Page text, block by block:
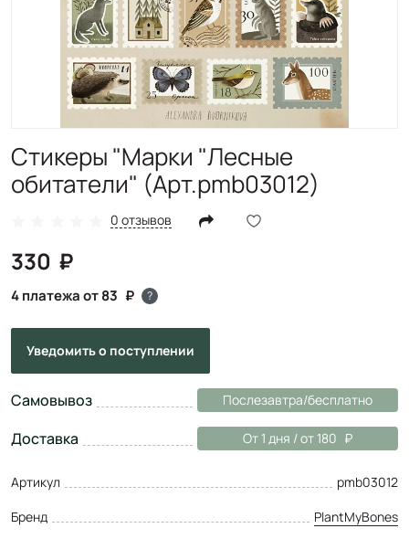
Стикеры "Марки "Лесные
обитатели" (Арт.pmb03012)
0 отзывов
330
4 платежа от 83 ?
Уведомитьо поступлении
Самовывоз Послезавтра/бесплатно
Доставка От 1 дня / от 180
Артикул
pmb03012
Бренд
PlantMyBones